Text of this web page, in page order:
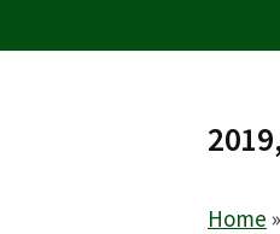
Home »